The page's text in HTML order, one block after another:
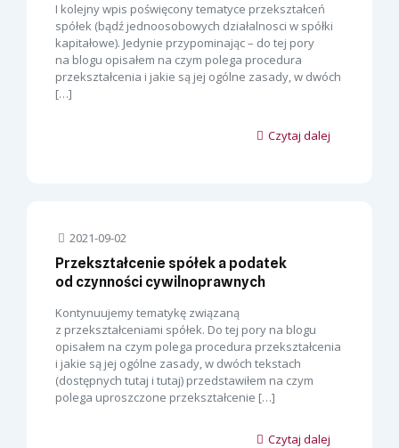
I kolejny wpis poświęcony tematyce przekształceń
spółek (bądź jednoosobowych działalnosci w spółki
kapitałowe). Jedynie przypominając – do tej pory
na blogu opisałem na czym polega procedura
przekształcenia i jakie są jej ogólne zasady, w dwóch
[…]
Czytaj dalej
2021-09-02
Przekształcenie spółek a podatek
od czynności cywilnoprawnych
Kontynuujemy tematykę związaną
z przekształceniami spółek. Do tej pory na blogu
opisałem na czym polega procedura przekształcenia
i jakie są jej ogólne zasady, w dwóch tekstach
(dostępnych tutaj i tutaj) przedstawiłem na czym
polega uproszczone przekształcenie […]
Czytaj dalej